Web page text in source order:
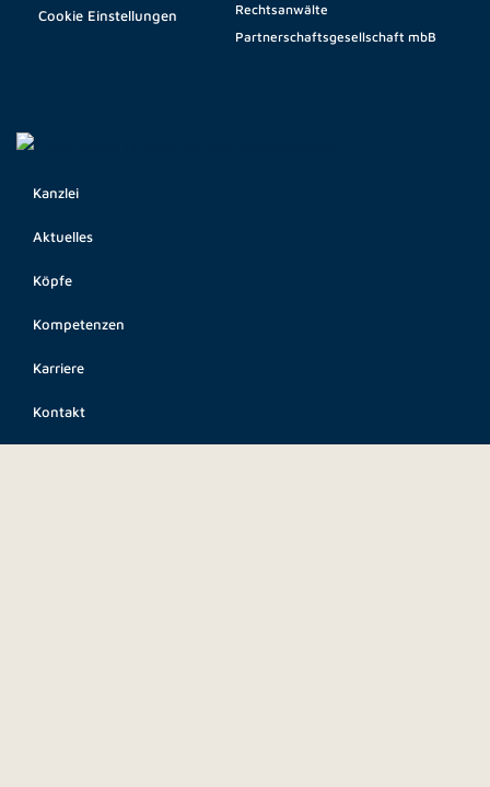
Cookie Einstellungen
Rechtsanwälte
Partnerschaftsgesellschaft mbB
Kanzlei
Aktuelles
Köpfe
Kompetenzen
Karriere
Kontakt